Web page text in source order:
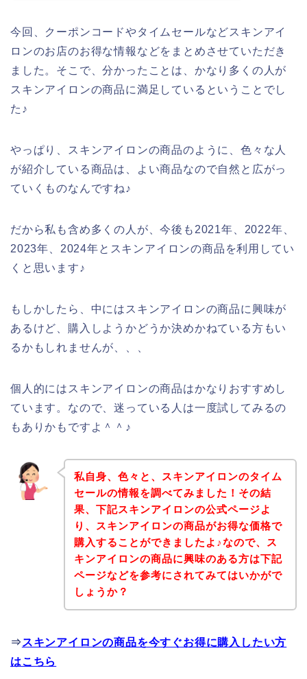
今回、クーポンコードやタイムセールなどスキンアイ
ロンのお店のお得な情報などをまとめさせていただき
ました。そこで、分かったことは、かなり多くの人が
スキンアイロンの商品に満足しているということでし
た♪
やっぱり、スキンアイロンの商品のように、色々な人
が紹介している商品は、よい商品なので自然と広がっ
ていくものなんですね♪
だから私も含め多くの人が、今後も2021年、2022年、
2023年、2024年とスキンアイロンの商品を利用してい
くと思います♪
もしかしたら、中にはスキンアイロンの商品に興味が
あるけど、購入しようかどうか決めかねている方もい
るかもしれませんが、、、
個人的にはスキンアイロンの商品はかなりおすすめし
ています。なので、迷っている人は一度試してみるの
もありかもですよ＾＾♪
私自身、色々と、スキンアイロンのタイム
セールの情報を調べてみました！その結
果、下記スキンアイロンの公式ページよ
り、スキンアイロンの商品がお得な価格で
購入することができましたよ♪なので、ス
キンアイロンの商品に興味のある方は下記
ページなどを参考にされてみてはいかがで
しょうか？
⇒ スキンアイロンの商品を今すぐお得に購入したい方
はこちら